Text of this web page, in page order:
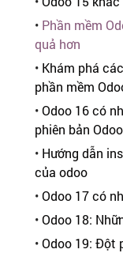
• Phần mềm
quả hơn
• Khám phá
phần mềm
•Odoo 16 có
phiên bản
• Hướng dẫn
của odoo
•Odoo 17 có
•Odoo 18:
•Odoo 19: Đột